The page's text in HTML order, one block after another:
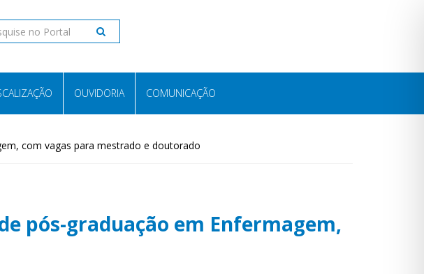
OUVIDORIA COMUNICAÇÃO
com vagas para mestrado e doutorado
pós-graduação em Enfermagem,